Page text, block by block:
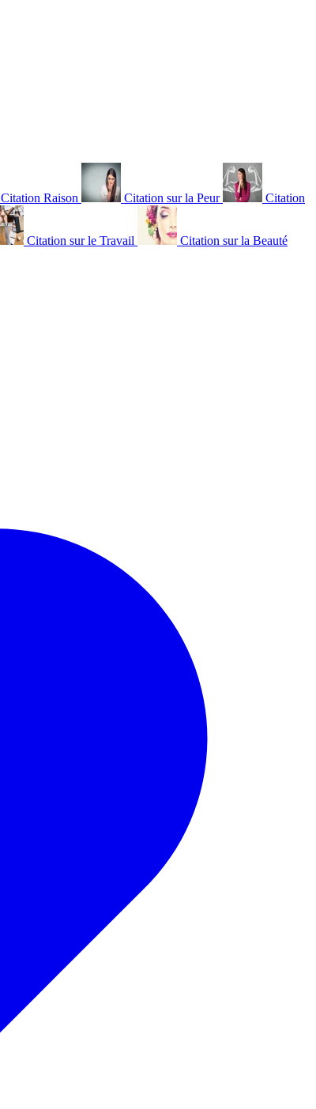
Citation Raison Citation sur la Peur Citation
Citation sur le Travail Citation sur la Beauté